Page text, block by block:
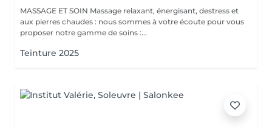
MASSAGE ET SOIN Massage relaxant, énergisant, destress et
aux pierres chaudes : nous sommes à votre écoute pour vous
proposer notre gamme de soins :...
Teinture 2025